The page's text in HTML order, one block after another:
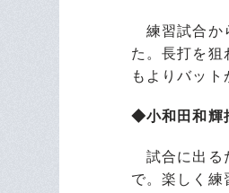
練習試合か
た。長打を狙
もよりバット
◆小和田和輝
試合に出る
で。楽しく練